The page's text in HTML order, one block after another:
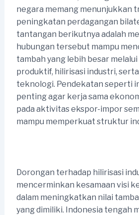
negara memang menunjukkan
peningkatan perdagangan
tantangan berikutnya adalah
hubungan tersebut mampu
tambah yang lebih besar
produktif, hilirisasi industri,
teknologi. Pendekatan seperti
penting agar kerja sama
pada aktivitas ekspor-impor
mampu memperkuat struktur
Dorongan terhadap hilirisasi
mencerminkan kesamaan visi
dalam meningkatkan nilai
yang dimiliki. Indonesia tengah